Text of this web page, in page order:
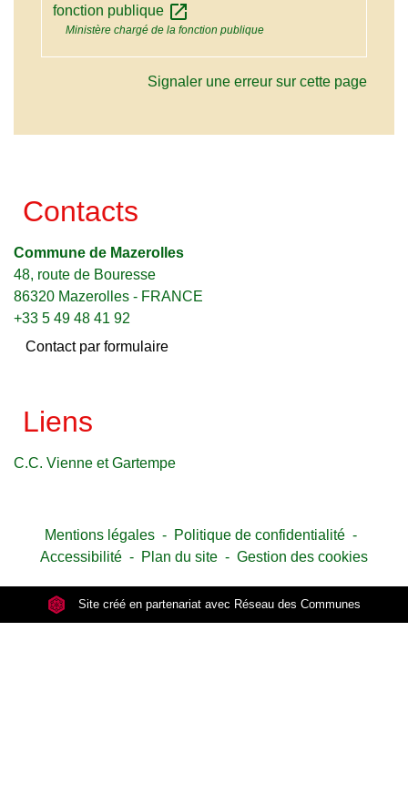
fonction publique open_in_new
Ministère chargé de la fonction publique
Signaler une erreur sur cette page
Contacts
Commune de Mazerolles
48, route de Bouresse
86320 Mazerolles - FRANCE
+33 5 49 48 41 92
Contact par formulaire
Liens
C.C. Vienne et Gartempe
Mentions légales - Politique de confidentialité -
Accessibilité - Plan du site - Gestion des cookies
Site créé en partenariat avec Réseau des Communes